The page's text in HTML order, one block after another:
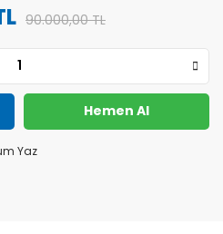
90.000,00 TL
Hemen Al
Yaz